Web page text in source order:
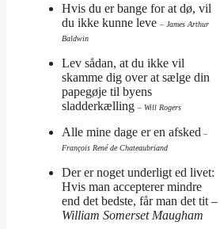
Hvis du er bange for at dø, vil
du ikke kunne leve – James Arthur
Baldwin
Lev sådan, at du ikke vil
skamme dig over at sælge din
papegøje til byens
sladderkælling – Will Rogers
Alle mine dage er en afsked –
François René de Chateaubriand
Der er noget underligt ed livet:
Hvis man accepterer mindre
end det bedste, får man det tit –
William Somerset Maugham